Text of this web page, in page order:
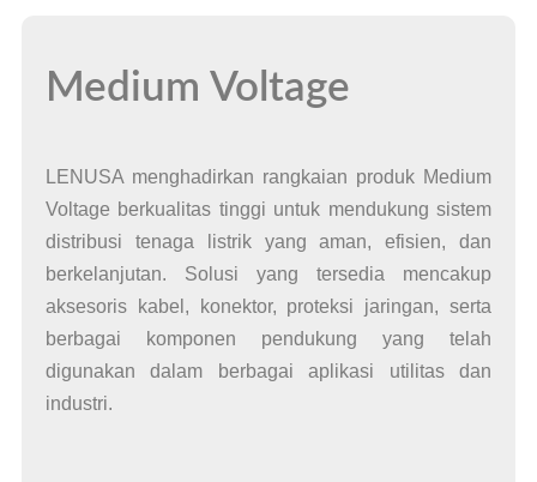
Medium Voltage
LENUSA menghadirkan rangkaian produk Medium
Voltage berkualitas tinggi untuk mendukung sistem
distribusi tenaga listrik yang aman, efisien, dan
berkelanjutan. Solusi yang tersedia mencakup
aksesoris kabel, konektor, proteksi jaringan, serta
berbagai komponen pendukung yang telah
digunakan dalam berbagai aplikasi utilitas dan
industri.